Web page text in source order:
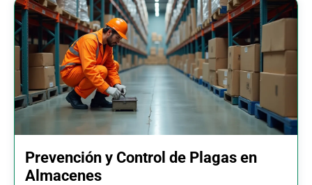
Prevención y Control de Plagas en
Almacenes